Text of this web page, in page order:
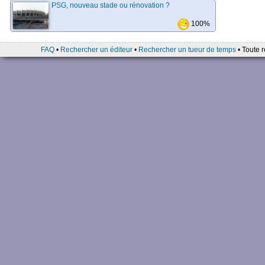
PSG, nouveau stade ou rénovation ?
100%
FAQ• Rechercher un éditeur• Rechercher un tueur de temps• Toute